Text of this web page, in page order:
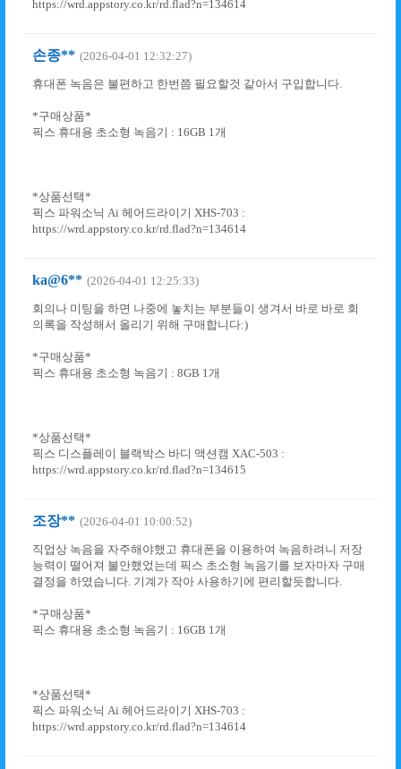
https://wrd.appstory.co.kr/rd.flad?n=134614
손종** (2026-04-01 12:32:27)
휴대폰 녹음은 불편하고 한번쯤 필요할것 같아서 구입합니다.
*구매상품*
픽스 휴대용 초소형 녹음기 : 16GB 1개
*상품선택*
픽스 파워소닉 Ai 헤어드라이기 XHS-703 :
https://wrd.appstory.co.kr/rd.flad?n=134614
ka@6** (2026-04-01 12:25:33)
회의나 미팅을 하면 나중에 놓치는 부분들이 생겨서 바로 바로 회
의록을 작성해서 올리기 위해 구매합니다:)
*구매상품*
픽스 휴대용 초소형 녹음기 : 8GB 1개
*상품선택*
픽스 디스플레이 블랙박스 바디 액션캠 XAC-503 :
https://wrd.appstory.co.kr/rd.flad?n=134615
조장** (2026-04-01 10:00:52)
직업상 녹음을 자주해야했고 휴대폰을 이용하여 녹음하려니 저장
능력이 떨어져 불안했었는데 픽스 초소형 녹음기를 보자마자 구매
결정을 하였습니다. 기계가 작아 사용하기에 편리할듯합니다.
*구매상품*
픽스 휴대용 초소형 녹음기 : 16GB 1개
*상품선택*
픽스 파워소닉 Ai 헤어드라이기 XHS-703 :
https://wrd.appstory.co.kr/rd.flad?n=134614